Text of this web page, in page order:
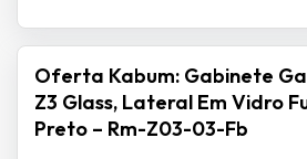
Oferta Kabum: Gabinete
Z3 Glass, Lateral Em Vidro
Preto – Rm-Z03-03-Fb